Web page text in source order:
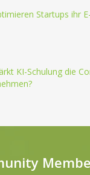
Startups ihr
KI-Schulung die